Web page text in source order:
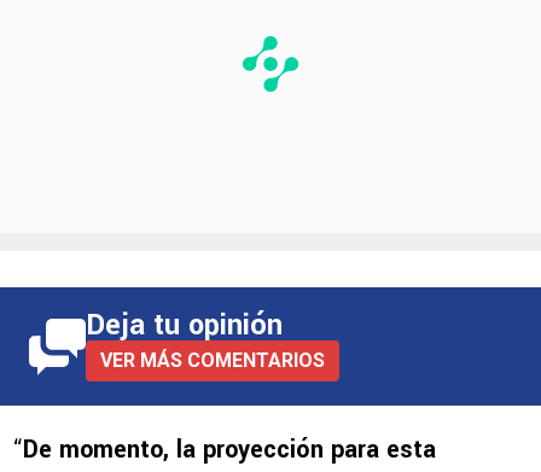
Deja tu opinión
VER MÁS COMENTARIOS
“De momento, la proyección para esta